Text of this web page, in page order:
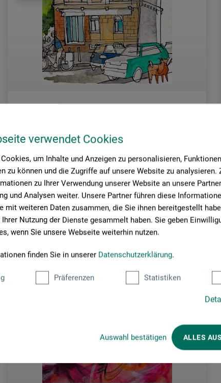
verwendet Cookies
um Inhalte und Anzeigen zu personalisieren,
zu können und die Zugriffe auf unsere Website zu analysieren.
zu Ihrer Verwendung unserer Website an unsere
und Analysen weiter. Unsere Partner führen diese
mit weiteren Daten zusammen, die Sie ihnen bereitgestellt
Nutzung der Dienste gesammelt haben. Sie geben
wenn Sie unsere Webseite weiterhin nutzen.
finden Sie in unserer Datenschutzerklärung.
Präferenzen Statistiken
Auswahl bestätigen ALLES
21. Aug. 2026
10:30 - 16:30 Uhr
boesner Münster
Till Lenecke
29
2026